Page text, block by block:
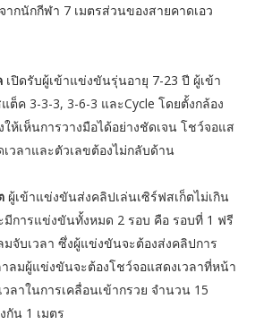
กนักกีฬา 7 เมตรส่วนของสายคาดเอว
เปิดรับผู้เข้าแข่งขันรุ่นอายุ 7-23 ปี ผู้เข้า
ค 3-3-3, 3-6-3 และCycle โดยตั้งกล้อง
ห้เห็นการวางมือได้อย่างชัดเจน โชว์จอแส
วลาและตัวเลขต้องไม่กลับด้าน
ผู้เข้าแข่งขันส่งคลิปเล่นเซิร์ฟสเก็ตไม่เกิน
มีการแข่งขันทั้งหมด 2 รอบ คือ รอบที่ 1 ฟรี
จับเวลา ซึ่งผู้แข่งขันจะต้องส่งคลิปการ
ลมผู้แข่งขันจะต้องโชว์จอแสดงเวลาที่หน้า
ลาในการเคลื่อนเข้ากรวย จำนวน 15
กัน 1 เมตร